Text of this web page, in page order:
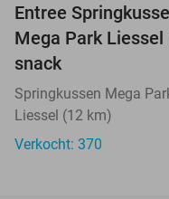
Entree
Mega Park
snack
Springkussen Mega
Liessel (12 km)
Verkocht: 370